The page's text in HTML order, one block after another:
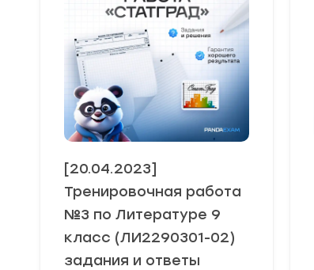
[20.04.2023]
Тренировочная работа
№3 по Литературе 9
класс (ЛИ2290301-02)
задания и ответы